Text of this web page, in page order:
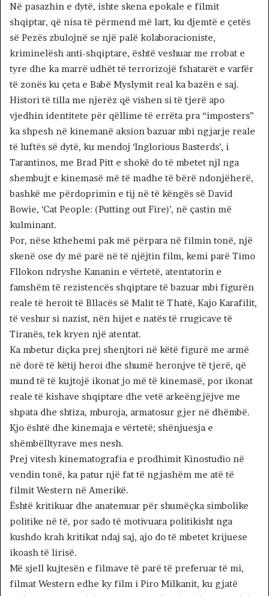
Në pasazhin e dytë, ishte skena epokale e filmit
shqiptar, që nisa të përmend më lart, ku djemtë e çetës
së Pezës zbulojnë se një palë kolaboracioniste,
kriminelësh anti-shqiptare, është veshuar me rrobat e
tyre dhe ka marrë udhët të terrorizojë fshatarët e varfër
të zonës ku çeta e Babë Myslymit real ka bazën e saj.
Histori të tilla me njerëz që vishen si të tjerë apo
vjedhin identitete për qëllime të errëta pra “imposters”
ka shpesh në kinemanë aksion bazuar mbi ngjarje reale
të luftës së dytë, ku mendoj ‘Inglorious Basterds’, i
Tarantinos, me Brad Pitt e shokë do të mbetet njl nga
shembujt e kinemasë më të madhe të bërë ndonjëherë,
bashkë me përdoprimin e tij në të këngës së David
Bowie, ‘Cat People: (Putting out Fire)’, në çastin më
kulminant.
Por, nëse kthehemi pak më përpara në filmin tonë, një
skenë ose dy më parë në të njëjtin film, kemi parë Timo
Fllokon ndryshe Kananin e vërtetë, atentatorin e
famshëm të rezistencës shqiptare të bazuar mbi figurën
reale të heroit të Bllacës së Malit të Thatë, Kajo Karafilit,
të veshur si nazist, nën hijet e natës të rrugicave të
Tiranës, tek kryen një atentat.
Ka mbetur diçka prej shenjtori në këtë figurë me armë
në dorë të këtij heroi dhe shumë heronjve të tjerë, që
mund të të kujtojë ikonat jo më të kinemasë, por ikonat
reale të kishave shqiptare dhe vetë arkeëngjëjve me
shpata dhe shtiza, mburoja, armatosur gjer në dhëmbë.
Kjo është dhe kinemaja e vërtetë; shënjuesja e
shëmbëlltyrave mes nesh.
Prej vitesh kinematografia e prodhimit Kinostudio në
vendin tonë, ka patur një fat të ngjashëm me atë të
filmit Western në Amerikë.
Është kritikuar dhe anatemuar për shumëçka simbolike
politike në të, por sado të motivuara politikisht nga
kushdo krah kritikat ndaj saj, ajo do të mbetet krijuese
ikoash të lirisë.
Më sjell kujtesën e filmave të parë të preferuar të mi,
filmat Western edhe ky film i Piro Milkanit, ku gjatë